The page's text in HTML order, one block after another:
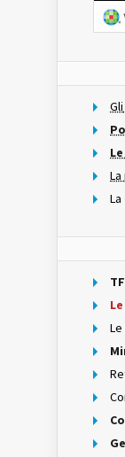
Gli
La
Le